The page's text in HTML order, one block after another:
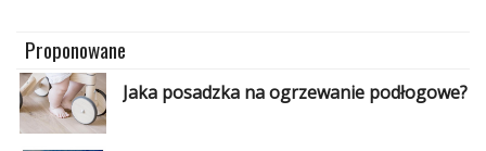
Proponowane
Jaka posadzka na ogrzewanie podłogowe?